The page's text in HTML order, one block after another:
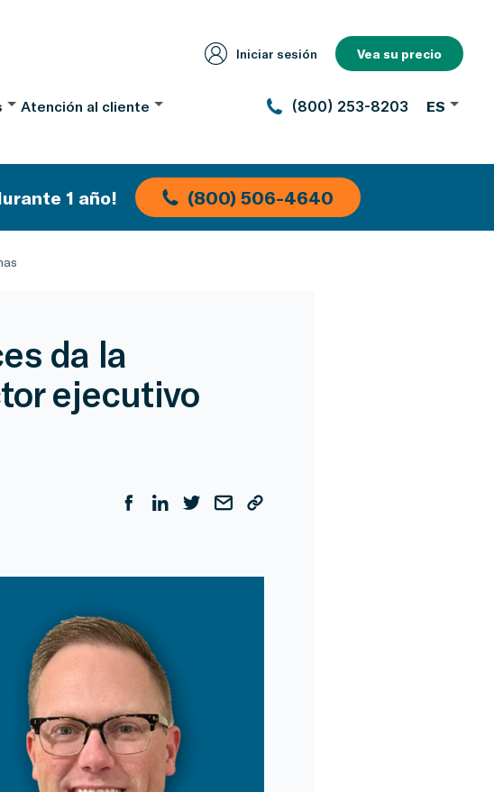
Iniciar sesión Vea su precio
Atención al cliente (800) 253-8203 ES
1 año! (800) 506-4640
da la
ejecutivo